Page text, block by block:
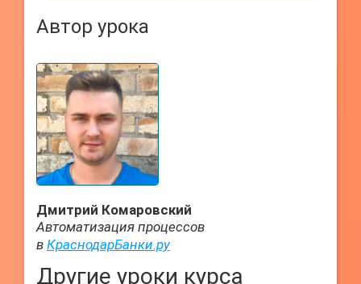
Автор урока
Дмитрий Комаровский
Автоматизация процессов
в КраснодарБанки.ру
Другие уроки курса